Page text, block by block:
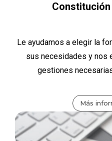
Le ayudamos a elegir la
sus necesidades y nos
gestiones
Más